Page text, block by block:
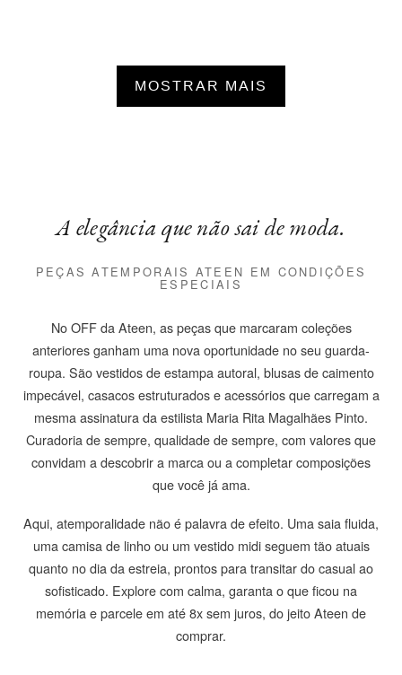
MOSTRAR MAIS
A elegância que não sai de moda.
PEÇAS ATEMPORAIS ATEEN EM CONDIÇÕES
ESPECIAIS
No OFF da Ateen, as peças que marcaram coleções
anteriores ganham uma nova oportunidade no seu guarda-
roupa. São vestidos de estampa autoral, blusas de caimento
impecável, casacos estruturados e acessórios que carregam a
mesma assinatura da estilista Maria Rita Magalhães Pinto.
Curadoria de sempre, qualidade de sempre, com valores que
convidam a descobrir a marca ou a completar composições
que você já ama.
Aqui, atemporalidade não é palavra de efeito. Uma saia fluida,
uma camisa de linho ou um vestido midi seguem tão atuais
quanto no dia da estreia, prontos para transitar do casual ao
sofisticado. Explore com calma, garanta o que ficou na
memória e parcele em até 8x sem juros, do jeito Ateen de
comprar.